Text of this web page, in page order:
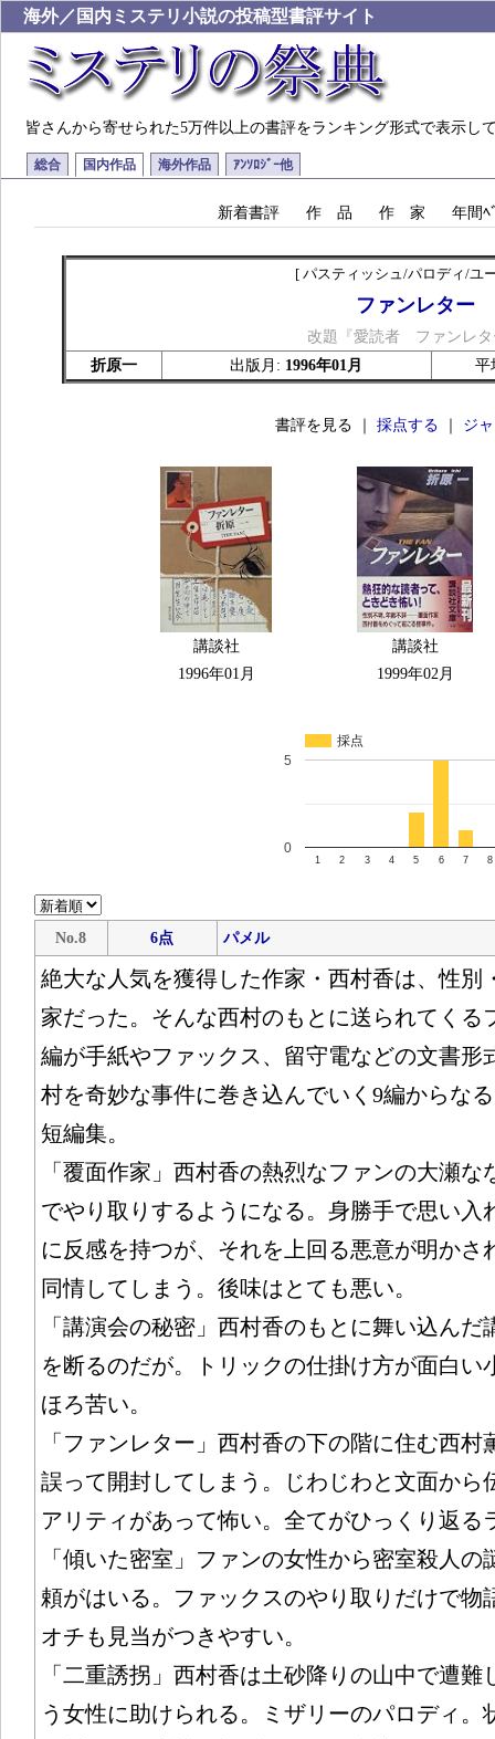
海外／国内ミステリ小説の投稿型書評サイト
皆さんから寄せられた5万件以上の書評をランキング形式で表示し
総合 国内作品 海外作品 ｱﾝｿﾛｼﾞｰ他
新着書評 作 品 作 家 年間ﾍ
[ パスティッシュ/パロディ/ユ
ファンレター
改題『愛読者 ファンレタ
折原一
出版月: 1996年01月 平
書評を見る ｜ 採点する ジ
講談社
1996年01月
講談社
1999年02月
採点
1 2 3 4 5 6 7 8
0
5
No.8 6点 パメル
絶大な人気を獲得した作家・西村香は、性別
家だった。そんな西村のもとに送られてくる
編が手紙やファックス、留守電などの文書形
村を奇妙な事件に巻き込んでいく9編からな
短編集。
「覆面作家」西村香の熱烈なファンの大瀬
でやり取りするようになる。身勝手で思い入
に反感を持つが、それを上回る悪意が明かさ
同情してしまう。後味はとても悪い。
「講演会の秘密」西村香のもとに舞い込ん
を断るのだが。トリックの仕掛け方が面白い
ほろ苦い。
「ファンレター」西村香の下の階に住む西
誤って開封してしまう。じわじわと文面から
アリティがあって怖い。全てがひっくり返る
「傾いた密室」ファンの女性から密室殺人
頼がはいる。ファックスのやり取りだけで物
オチも見当がつきやすい。
「二重誘拐」西村香は土砂降りの山中で遭
う女性に助けられる。ミザリーのパロディ。